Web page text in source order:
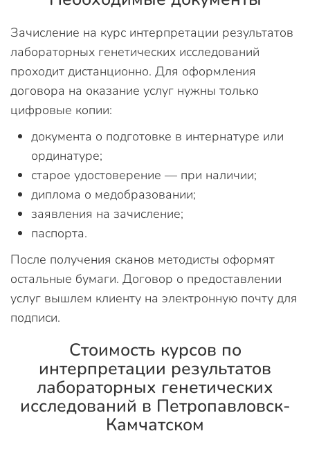
Зачисление на курс интерпретации результатов
лабораторных генетических исследований
проходит дистанционно. Для оформления
договора на оказание услуг нужны только
цифровые копии:
документа о подготовке в интернатуре или
ординатуре;
старое удостоверение — при наличии;
диплома о медобразовании;
заявления на зачисление;
паспорта.
После получения сканов методисты оформят
остальные бумаги. Договор о предоставлении
услуг вышлем клиенту на электронную почту для
подписи.
Стоимость курсов по
интерпретации результатов
лабораторных генетических
исследований в Петропавловск-
Камчатском